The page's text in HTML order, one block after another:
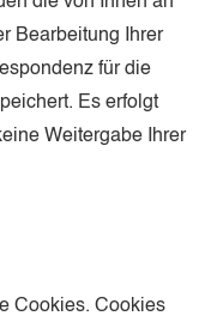
Bearbeitung Ihrer
für die
Es erfolgt
Weitergabe Ihrer
Cookies. Cookies